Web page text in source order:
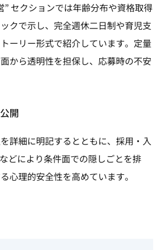
” セクションでは年齢分布や資格取得
クで示し、完全週休二日制や育児支
ーリー形式で紹介しています。定量
から透明性を担保し、応募時の不安
開
詳細に明記するとともに、採用・入
どにより条件面での隠しごとを排
心理的安全性を高めています。